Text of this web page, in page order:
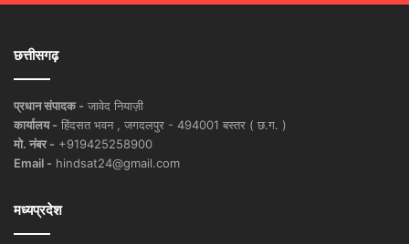
छत्तीसगढ़
प्रधान संपादक - जावेद नियाज़ी
कार्यालय - हिंदसत भवन , जगदलपुर - 494001 बस्तर ( छ.ग. )
मो. नंबर - +919425258900
Email - hindsat24@gmail.com
मध्यप्रदेश